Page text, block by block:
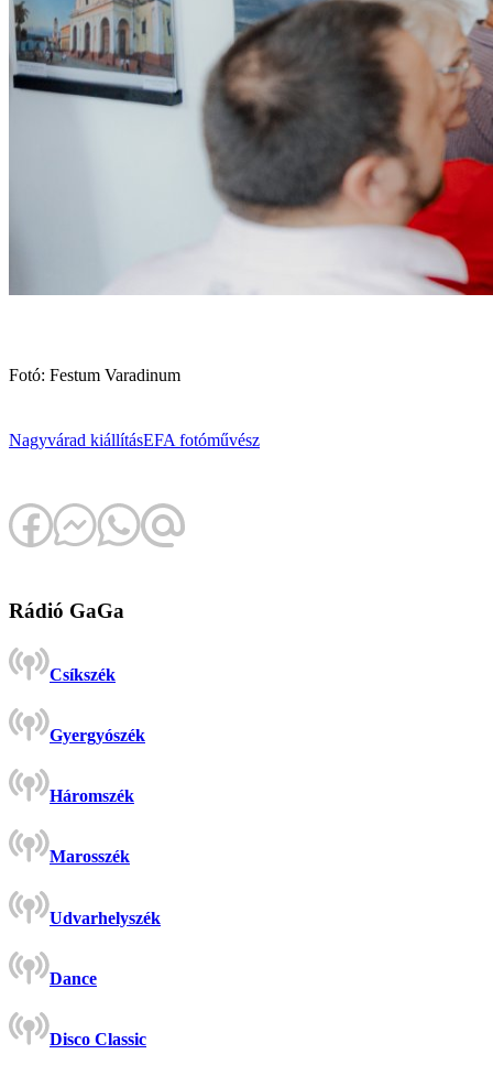
Fotó: Festum Varadinum
Nagyvárad kiállításEFA fotóművész
Rádió GaGa
Csíkszék
Gyergyószék
Háromszék
Marosszék
Udvarhelyszék
Dance
Disco Classic